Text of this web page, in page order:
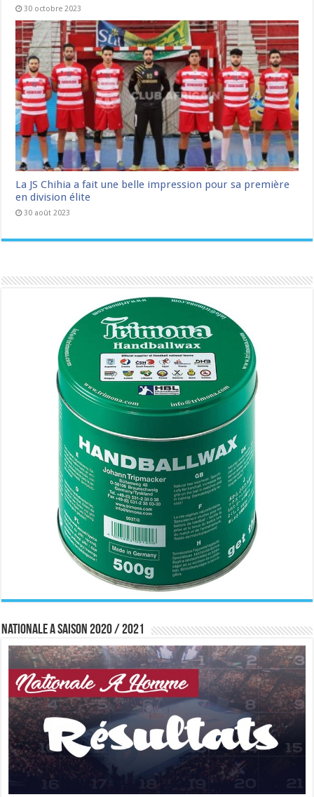
30 octobre 2023
La JS Chihia a fait une belle impression pour sa première
en division élite
30 août 2023
Nationale A saison 2020 / 2021